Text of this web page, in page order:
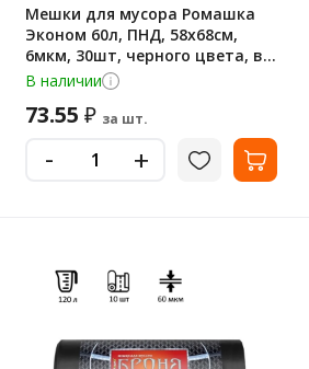
Мешки для мусора Ромашка
Эконом 60л, ПНД, 58х68см,
6мкм, 30шт, черного цвета, в
рулоне
В наличии
73.55 ₽ за шт.
- +